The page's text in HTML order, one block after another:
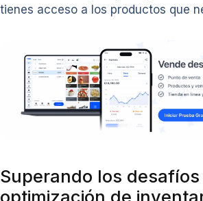
tienes acceso a los productos que
Superando los desafíos
optimización de